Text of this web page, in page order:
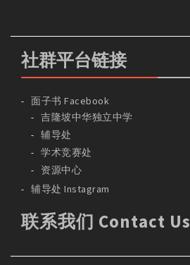
社群平台链接
面子书 Facebook
吉隆坡中华独立中学
辅导处
学术竞赛处
资源中心
辅导处 Instagram
联系我们 Contact Us